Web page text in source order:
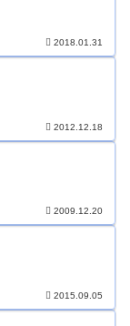
2018.01.31
2012.12.18
2009.12.20
2015.09.05